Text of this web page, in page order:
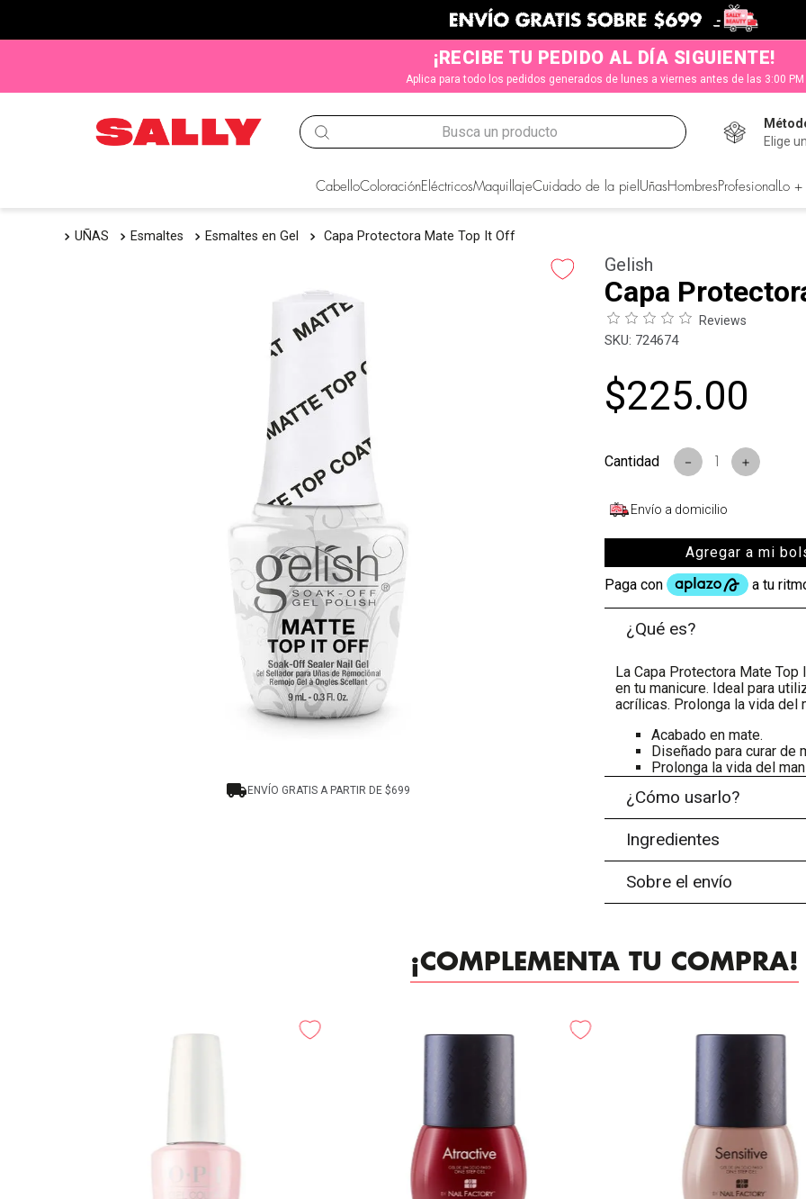
¡RECIBE TU PEDIDO AL DÍA SIGUIENTE!
Aplica para todo los pedidos generados de lunes a viernes antes de las 3:00 PM
Busca un producto
Elige
CabelloColoraciónEléctricosMaquillajeCuidado de la piel Uñas Hombres Profesional Lo
UÑAS Esmaltes Esmaltes en Gel Capa Protectora Mate Top It Off
ENVÍO GRATIS A PARTIR DE $699
Gelish
Capa
Reviews
: 724674
$225.00
＋
－
Envío a domicilio
Agregar a mi
¿Qué es?
La Capa Protectora Mate
en tu manicure. Ideal para
acrílicas. Prolonga la vida del
Acabado en mate.
Diseñado para curar de
Prolonga la vida del
¿Cómo usarlo?
Ingredientes
Sobre el envío
¡COMPLEMENTA TU COMPRA!
TÉRMINOS MÁS BUSCADOS
2 igora
4
olaplex
tocobo
8.
10. naked hair